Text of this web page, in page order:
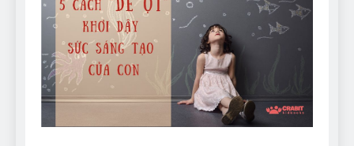
Can Bulldogs Play Fetch?
And How to Train Them!
7 Năm Ago
How Often Do I Need to
Groom My Bulldog
7 Năm Ago